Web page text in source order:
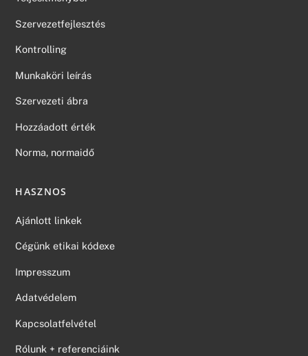
Szervezetfejlesztés
Kontrolling
Munkaköri leírás
Szervezeti ábra
Hozzáadott érték
Norma, normaidő
HASZNOS
Ajánlott linkek
Cégünk etikai kódexe
Impresszum
Adatvédelem
Kapcsolatfelvétel
Rólunk + referenciáink